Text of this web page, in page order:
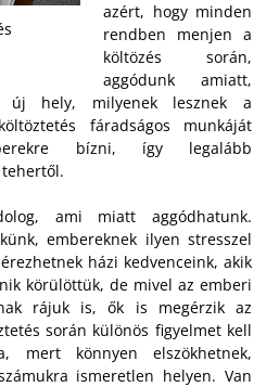
azért, hogy minden
rendben menjen a
költözés során,
aggódunk amiatt,
hely, milyenek lesznek a
fáradságos munkáját
bízni, így legalább
ami miatt aggódhatunk.
embereknek ilyen stresszel
házi kedvenceink, akik
körülöttük, de mivel az emberi
rájuk is, ők is megérzik az
során különös figyelmet kell
mert könnyen elszökhetnek,
ismeretlen helyen. Van